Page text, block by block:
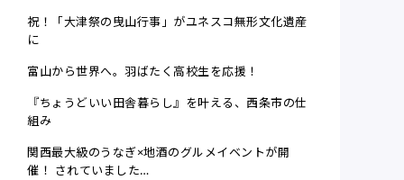
祝！「大津祭の曳山行事」がユネスコ無形文化遺産
に
富山から世界へ。羽ばたく高校生を応援！
『ちょうどいい田舎暮らし』を叶える、西条市の仕
組み
関西最大級のうなぎ×地酒のグルメイベントが開
催！ されていました…